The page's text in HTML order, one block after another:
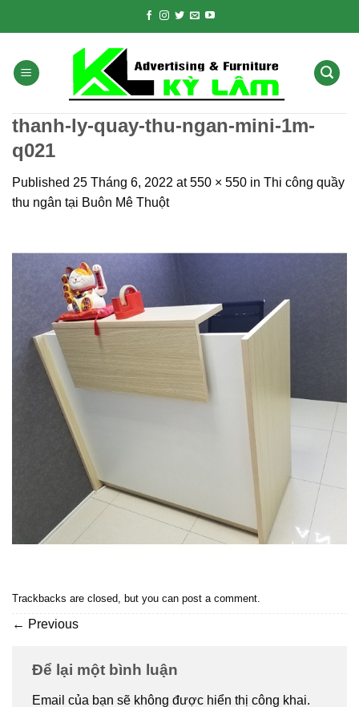
thanh-ly-quay-thu-ngan-mini-1m-
q021
Published 25 Tháng 6, 2022 at550 × 550 in Thi công quầy
thu ngân tại Buôn Mê Thuột
Trackbacks are closed, but you can post a comment.
← Previous
Để lại một bình luận
Email của bạn sẽ không được hiển thị công khai.